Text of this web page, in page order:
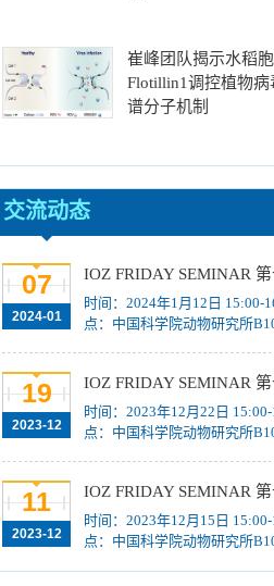
中国科学院动物研究所2024年招收
士研究生拟录取结果公示[2023-12-01]
中国科学院动物研究所2024年招收
位研究生简章[2023-10-18]
中国科学院动物研究所2024年博士
[2023-10-18]
2024年招收推荐免试硕士（含直博
关于2023年度中国科学院杰出科技
推荐公示[2023-10-16]
中国科学院动物研究所2024年推免
取资格公示[2023-10-07]
崔峰团队揭示水稻
Flotillin1调控植物病
谱分子机制
交流动态
07
2024-01
时间：2024年1月12日 15:00-
点：中国科学院动物研究所
19
2023-12
时间：2023年12月22日
点：中国科学院动物研究所
11
2023-12
时间：2023年12月15日
点：中国科学院动物研究所